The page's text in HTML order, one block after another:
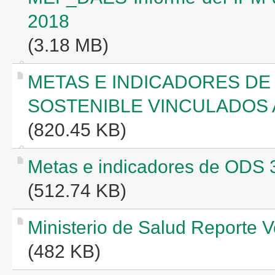
2018
(3.18 MB)
METAS E INDICADORES
SOSTENIBLE VINCULADOS
(820.45 KB)
Metas e indicadores de ODS
(512.74 KB)
Ministerio de Salud Reporte
(482 KB)